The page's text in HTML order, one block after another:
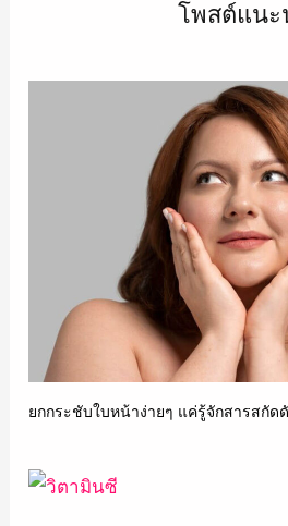
โพสต์แนะ
ยกกระชับใบหน้าง่ายๆ แค่รู้จักสารสกัด